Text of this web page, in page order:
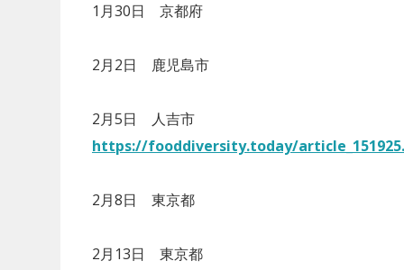
1月30日 京都府
2月2日 鹿児島市
2月5日 人吉市
https://fooddiversity.today/
2月8日 東京都
2月13日 東京都